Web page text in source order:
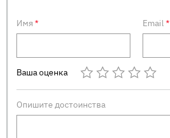
Имя* Email*
Ваша оценка
Опишите достоинства